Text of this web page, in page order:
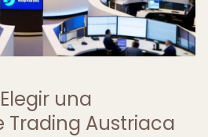
una
Trading Austriaca